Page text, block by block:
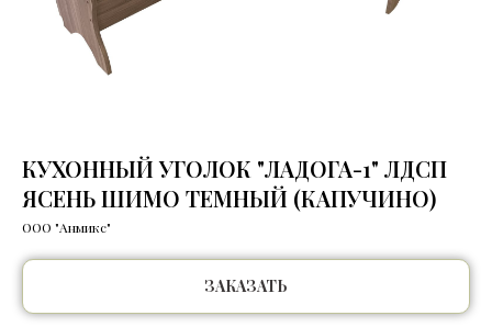
КУХОННЫЙ УГОЛОК "ЛАДОГА-1" ЛДСП
ЯСЕНЬ ШИМО ТЕМНЫЙ (КАПУЧИНО)
ООО "Анмикс"
ЗАКАЗАТЬ